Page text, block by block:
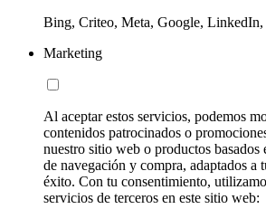
Bing, Criteo, Meta, Google,
Marketing
Al aceptar estos servicios, podemos
contenidos patrocinados o
nuestro sitio web o productos basados
de navegación y compra, adaptados a
éxito. Con tu consentimiento,
servicios de terceros en este sitio web: